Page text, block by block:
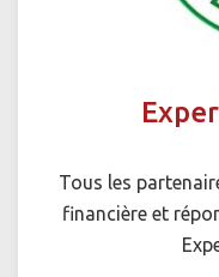
Tous les
financière et